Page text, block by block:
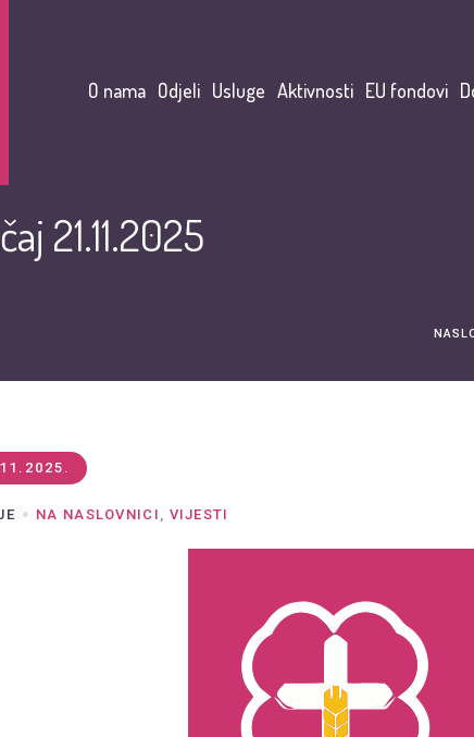
O nama Odjeli Usluge Aktivnosti EU fondovi
21.11.2025
NA NASLOVNICI , VIJESTI